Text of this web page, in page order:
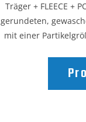
Träger + FLEECE +
gerundeten,
mit einer